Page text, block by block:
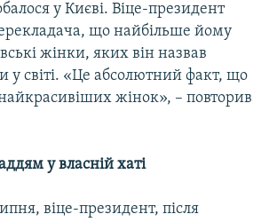
у Києві. Віце-президент
що найбільше йому
жінки, яких він назвав
світі. «Це абсолютний факт, що
жінок», – повторив
у власній хаті
віце-президент, після